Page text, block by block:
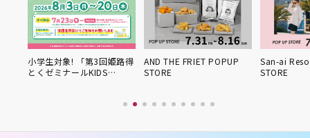
小学生対象! 「第3回姫路得
とくゼミナールKIDS…
AND THE FRIET POPUP
STORE
San-ai
STORE